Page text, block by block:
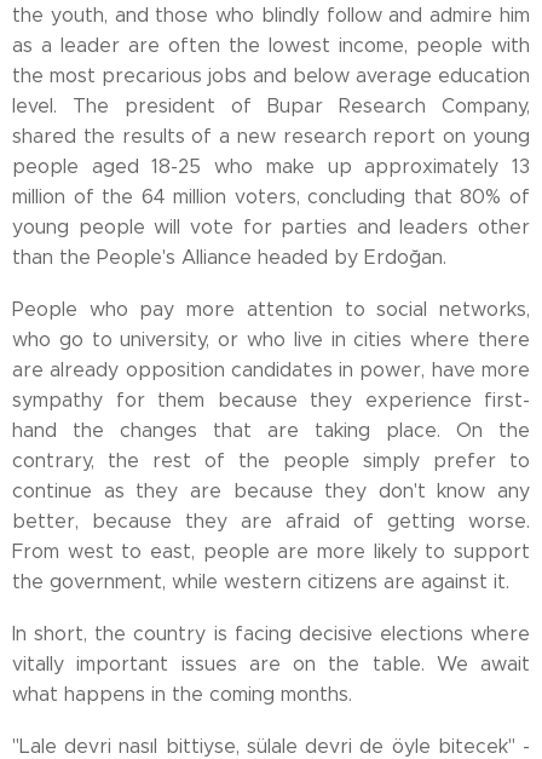
the youth, and those who blindly follow and admire him
as a leader are often the lowest income, people with
the most precarious jobs and below average education
level. The president of Bupar Research Company,
shared the results of a new research report on young
people aged 18-25 who make up approximately 13
million of the 64 million voters, concluding that 80% of
young people will vote for parties and leaders other
than the People's Alliance headed by Erdoğan.
People who pay more attention to social networks,
who go to university, or who live in cities where there
are already opposition candidates in power, have more
sympathy for them because they experience first-
hand the changes that are taking place. On the
contrary, the rest of the people simply prefer to
continue as they are because they don't know any
better, because they are afraid of getting worse.
From west to east, people are more likely to support
the government, while western citizens are against it.
In short, the country is facing decisive elections where
vitally important issues are on the table. We await
what happens in the coming months.
"Lale devri nasıl bittiyse, sülale devri de öyle bitecek" -